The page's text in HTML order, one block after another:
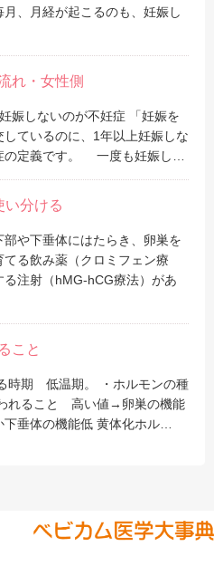
、月経が起こるのも、妊娠し
れ・女性側
娠しないのが不妊症 「妊娠を
ているのに、1年以上妊娠しな
の定義です。 一度も妊娠し…
い分ける
や下垂体にはたらき、卵巣を
る飲み薬（クロミフェン療
注射（hMG-hCG療法）があ
こと
時期 低温期。 ・ホルモンの種
れること 高い値→卵巣の機能
垂体の機能低 黄体化ホル…